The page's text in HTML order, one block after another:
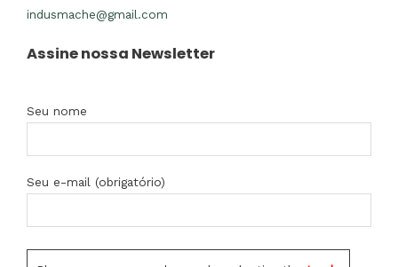
indusmache@gmail.com
Assine nossa Newsletter
Seu nome
Seu e-mail (obrigatório)